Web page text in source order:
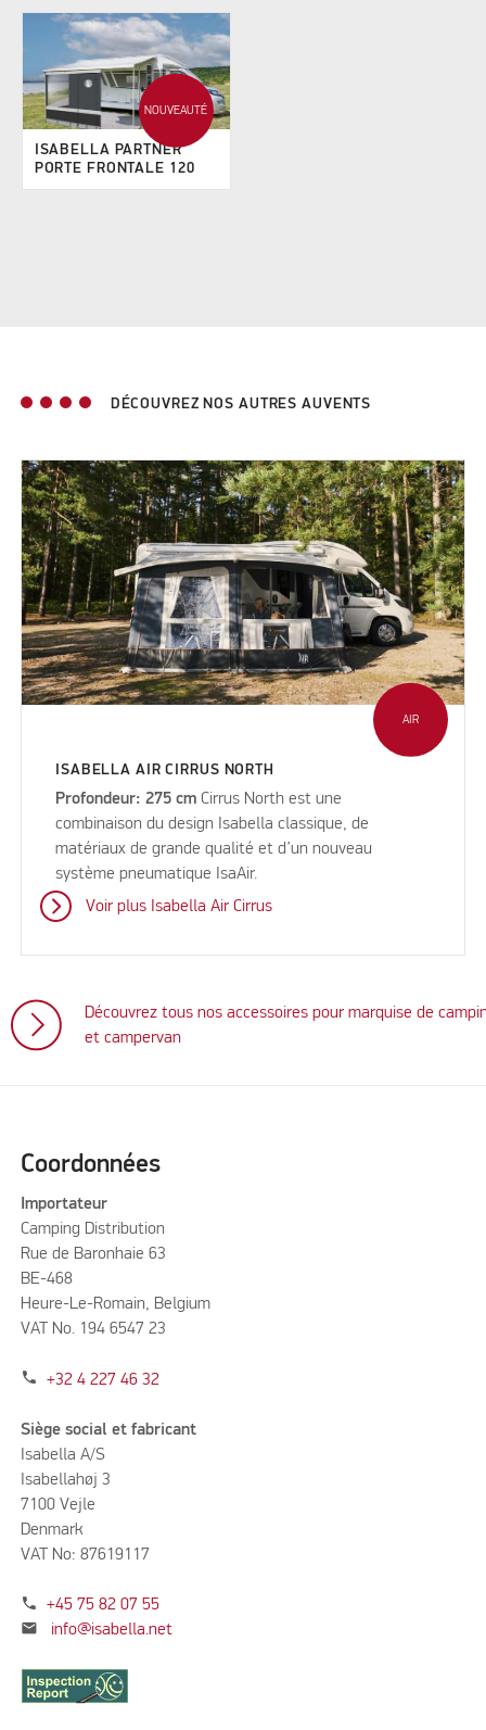
NOUVEAUTÉ
ISABELLA PARTNER
PORTE FRONTALE 120
DÉCOUVREZ NOS AUTRES AUVENTS
AIR
ISABELLA AIR CIRRUS NORTH
Profondeur: 275 cm Cirrus North est une
combinaison du design Isabella classique, de
matériaux de grande qualité et d’un nouveau
système pneumatique IsaAir.
Voir plus Isabella Air Cirrus
Découvrez tous nos accessoires pour marquise de
et campervan
Coordonnées
Importateur
Camping Distribution
Rue de Baronhaie 63
BE-468
Heure-Le-Romain, Belgium
VAT No. 194 6547 23
phone +32 4 227 46 32
Siège social et fabricant
Isabella A/S
Isabellahøj 3
7100 Vejle
Denmark
VAT No: 87619117
phone +45 75 82 07 55
mail info@isabella.net